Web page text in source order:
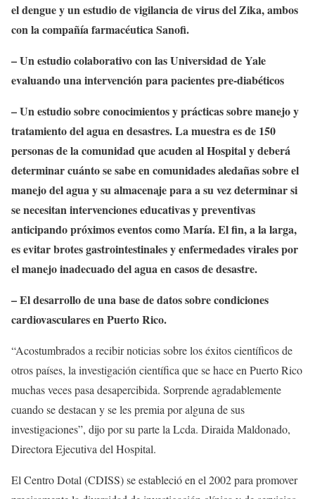
el dengue y un estudio de vigilancia de virus del Zika, ambos
con la compañía farmacéutica Sanofi.
– Un estudio colaborativo con las Universidad de Yale
evaluando una intervención para pacientes pre-diabéticos
– Un estudio sobre conocimientos y prácticas sobre manejo y
tratamiento del agua en desastres. La muestra es de 150
personas de la comunidad que acuden al Hospital y deberá
determinar cuánto se sabe en comunidades aledañas sobre el
manejo del agua y su almacenaje para a su vez determinar si
se necesitan intervenciones educativas y preventivas
anticipando próximos eventos como María. El fin, a la larga,
es evitar brotes gastrointestinales y enfermedades virales por
el manejo inadecuado del agua en casos de desastre.
– El desarrollo de una base de datos sobre condiciones
cardiovasculares en Puerto Rico.
“Acostumbrados a recibir noticias sobre los éxitos científicos de
otros países, la investigación científica que se hace en Puerto Rico
muchas veces pasa desapercibida. Sorprende agradablemente
cuando se destacan y se les premia por alguna de sus
investigaciones”, dijo por su parte la Lcda. Diraida Maldonado,
Directora Ejecutiva del Hospital.
El Centro Dotal (CDISS) se estableció en el 2002 para promover